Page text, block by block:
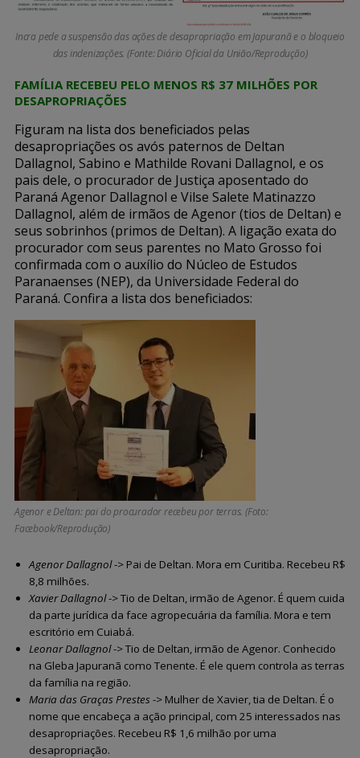
Incra pede a suspensão das ações de desapropriação em Japuranã e o bloqueio
das indenizações. (Fonte: Diário Oficial da União/Reprodução)
FAMÍLIA RECEBEU PELO MENOS R$ 37 MILHÕES POR
DESAPROPRIAÇÕES
Figuram na lista dos beneficiados pelas
desapropriações os avós paternos de Deltan
Dallagnol, Sabino e Mathilde Rovani Dallagnol, e os
pais dele, o procurador de Justiça aposentado do
Paraná Agenor Dallagnol e Vilse Salete Matinazzo
Dallagnol, além de irmãos de Agenor (tios de Deltan) e
seus sobrinhos (primos de Deltan). A ligação exata do
procurador com seus parentes no Mato Grosso foi
confirmada com o auxílio do Núcleo de Estudos
Paranaenses (NEP), da Universidade Federal do
Paraná. Confira a lista dos beneficiados:
Agenor e Deltan: pai do procurador recebeu por terras. (Foto:
Facebook/Reprodução)
Agenor Dallagnol-> Pai de Deltan. Mora em Curitiba. Recebeu R$
8,8 milhões.
Xavier Dallagnol-> Tio de Deltan, irmão de Agenor. É quem cuida
da parte jurídica da face agropecuária da família. Mora e tem
escritório em Cuiabá.
Leonar Dallagnol-> Tio de Deltan, irmão de Agenor. Conhecido
na Gleba Japuranã como Tenente. É ele quem controla as terras
da família na região.
Maria das Graças Prestes-> Mulher de Xavier, tia de Deltan. É o
nome que encabeça a ação principal, com 25 interessados nas
desapropriações. Recebeu R$ 1,6 milhão por uma
desapropriação.